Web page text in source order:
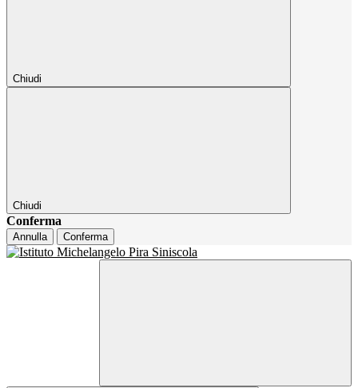
Chiudi
Chiudi
Conferma
Annulla Conferma